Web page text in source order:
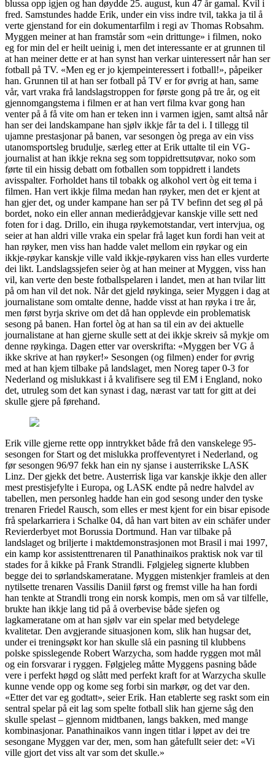
blussa opp igjen og han døydde 25. august, kun 47 år gamal. Kvil i
fred. Samstundes hadde Erik, under ein viss indre tvil, takka ja til å
verte gjenstand for ein dokumentarfilm i regi av Thomas Robsahm.
Myggen meiner at han framstår som «ein drittunge» i filmen, noko
eg for min del er heilt ueinig i, men det interessante er at grunnen til
at han meiner dette er at han synst han verkar uinteressert når han ser
fotball på TV. «Men eg er jo kjempeinteressert i fotball!», påpeiker
han. Grunnen til at han ser fotball på TV er for øvrig at han, same
vår, vart vraka frå landslagstroppen for første gong på tre år, og eit
gjennomgangstema i filmen er at han vert filma kvar gong han
venter på å få vite om han er teken inn i varmen igjen, samt altså når
han ser dei landskampane han sjølv ikkje får ta del i. I tillegg til
ujamne prestasjonar på banen, var sesongen òg prega av ein viss
utanomsportsleg brudulje, særleg etter at Erik uttalte til ein VG-
journalist at han ikkje rekna seg som toppidrettsutøvar, noko som
førte til ein hissig debatt om fotballen som toppidrett i landets
avisspalter. Forholdet hans til tobakk og alkohol vert òg eit tema i
filmen. Han vert ikkje filma medan han røyker, men det er kjent at
han gjer det, og under kampane han ser på TV befinn det seg øl på
bordet, noko ein eller annan medierådgjevar kanskje ville sett ned
foten for i dag. Drillo, ein ihuga røykemotstandar, vert intervjua, og
seier at han aldri ville vraka ein spelar frå laget kun fordi han veit at
han røyker, men viss han hadde valet mellom ein røykar og ein
ikkje-røykar kanskje ville vald ikkje-røykaren viss han elles vurderte
dei likt. Landslagssjefen seier òg at han meiner at Myggen, viss han
vil, kan verte den beste fotballspelaren i landet, men at han tvilar litt
på om han vil det nok. Når det gjeld røykinga, seier Myggen i dag at
journalistane som omtalte denne, hadde visst at han røyka i tre år,
men først byrja skrive om det då han opplevde ein problematisk
sesong på banen. Han fortel òg at han sa til ein av dei aktuelle
journalistane at han gjerne skulle sett at dei ikkje skreiv så mykje om
denne røykinga. Dagen etter var overskrifta: «Myggen ber VG å
ikke skrive at han røyker!» Sesongen (og filmen) ender for øvrig
med at han kjem tilbake på landslaget, men Noreg taper 0-3 for
Nederland og mislukkast i å kvalifisere seg til EM i England, noko
det, utruleg som det kan synast i dag, nærast var tatt for gitt at dei
skulle gjere på førehand.
Erik ville gjerne rette opp inntrykket både frå den vanskelege 95-
sesongen for Start og det mislukka proffeventyret i Nederland, og
før sesongen 96/97 fekk han ein ny sjanse i austerrikske LASK
Linz. Der gjekk det betre. Austerrisk liga var kanskje ikkje den aller
mest prestisjefylte i Europa, og LASK endte på nedre halvdel av
tabellen, men personleg hadde han ein god sesong under den tyske
trenaren Friedel Rausch, som elles er mest kjent for ein bisar episode
frå spelarkarriera i Schalke 04, då han vart biten av ein schäfer under
Revierderbyet mot Borussia Dortmund. Han var tilbake på
landslaget og briljerte i maktdemonstrasjonen mot Brasil i mai 1997,
ein kamp kor assistenttrenaren til Panathinaikos praktisk nok var til
stades for å kikke på Frank Strandli. Følgjeleg signerte klubben
begge dei to sørlandskameratane. Myggen mistenkjer framleis at den
nytilsette trenaren Vassilis Daniil først og fremst ville ha han fordi
han tenkte at Strandli trong ein norsk kompis, men om så var tilfelle,
brukte han ikkje lang tid på å overbevise både sjefen og
lagkameratane om at han sjølv var ein spelar med betydelege
kvalitetar. Den avgjerande situasjonen kom, slik han hugsar det,
under ei treningsøkt kor han skulle slå ein pasning til klubbens
polske spisslegende Robert Warzycha, som hadde ryggen mot mål
og ein forsvarar i ryggen. Følgjeleg måtte Myggens pasning både
vere i perfekt høgd og slått med perfekt kraft for at Warzycha skulle
kunne vende opp og kome seg forbi sin markør, og det var den.
«Etter det var eg godtatt», seier Erik. Han etablerte seg raskt som ein
sentral spelar på eit lag som spelte fotball slik han gjerne såg den
skulle spelast – gjennom midtbanen, langs bakken, med mange
kombinasjonar. Panathinaikos vann ingen titlar i løpet av dei tre
sesongane Myggen var der, men, som han gåtefullt seier det: «Vi
ville gjort det viss alt var som det skulle.»